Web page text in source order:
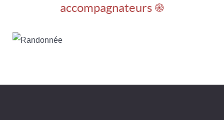
accompagnateurs ֎